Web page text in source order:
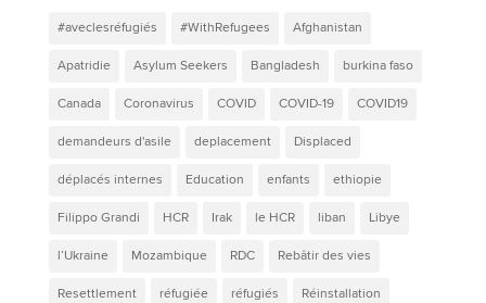
#aveclesréfugiés #WithRefugees Afghanistan
Apatridie Asylum Seekers Bangladesh burkina faso
Canada Coronavirus COVID COVID-19 COVID19
demandeurs d'asile deplacement Displaced
déplacés internes Education enfants ethiopie
Filippo Grandi HCR Irak le HCR liban Libye
l’Ukraine Mozambique RDC Rebâtir des vies
Resettlement réfugiée réfugiés Réinstallation